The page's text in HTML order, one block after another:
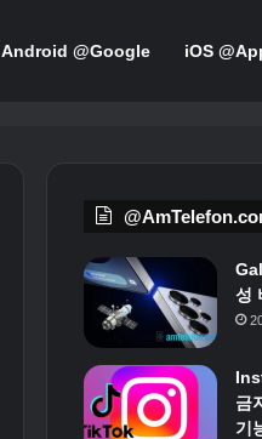
Android @Google iOS
성
금
기